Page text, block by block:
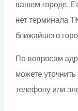
вашем городе.
нет терминала
ближайшего
По вопросам
можете
телефону или